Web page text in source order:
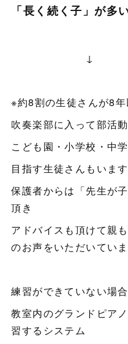
「長く続く子 」が多
↓
※約8割の生徒さんが8
吹奏楽部に入って部活
こども園・小学校・中
目指す生徒さんもいます
保護者からは「先生が
頂き
アドバイスも頂けて親
のお声をいただいていま
練習ができていない場
教室内のグランドピア
習するシステム